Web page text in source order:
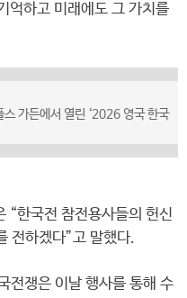
억하고 미래에도 그 가치를
가든에서 열린 ‘2026 영국 한국
“한국전 참전용사들의 헌신
전하겠다”고 말했다.
전쟁은 이날 행사를 통해 수